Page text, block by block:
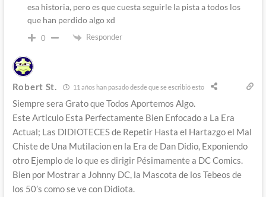
esa historia, pero es que cuesta seguirle la pista a todos los
que han perdido algo xd
0 Responder
Robert St. 11 años han pasado desde que se escribió esto
Siempre sera Grato que Todos Aportemos Algo.
Este Articulo Esta Perfectamente Bien Enfocado a La Era
Actual; Las DIDIOTECES de Repetir Hasta el Hartazgo el Mal
Chiste de Una Mutilacion en la Era de Dan Didio, Exponiendo
otro Ejemplo de lo que es dirigir Pésimamente a DC Comics.
Bien por Mostrar a Johnny DC, la Mascota de los Tebeos de
los 50’s como se ve con Didiota.